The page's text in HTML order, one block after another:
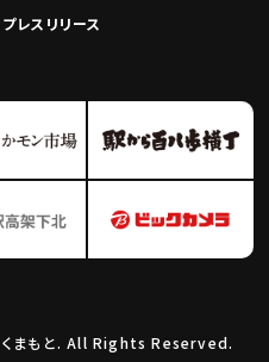
プレスリリース
まもと. All Rights Reserved.